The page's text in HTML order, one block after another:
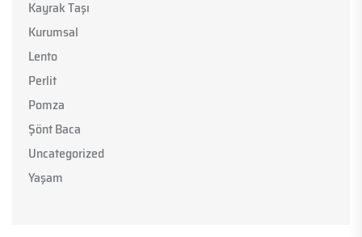
Kayrak Taşı
Kurumsal
Lento
Perlit
Pomza
Şönt Baca
Uncategorized
Yaşam